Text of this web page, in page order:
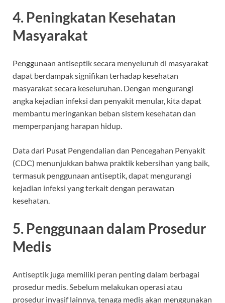
4. Peningkatan Kesehatan
Masyarakat
Penggunaan antiseptik secara menyeluruh di masyarakat
dapat berdampak signifikan terhadap kesehatan
masyarakat secara keseluruhan. Dengan mengurangi
angka kejadian infeksi dan penyakit menular, kita dapat
membantu meringankan beban sistem kesehatan dan
memperpanjang harapan hidup.
Data dari Pusat Pengendalian dan Pencegahan Penyakit
(CDC) menunjukkan bahwa praktik kebersihan yang baik,
termasuk penggunaan antiseptik, dapat mengurangi
kejadian infeksi yang terkait dengan perawatan
kesehatan.
5. Penggunaan dalam Prosedur
Medis
Antiseptik juga memiliki peran penting dalam berbagai
prosedur medis. Sebelum melakukan operasi atau
prosedur invasif lainnya, tenaga medis akan menggunakan